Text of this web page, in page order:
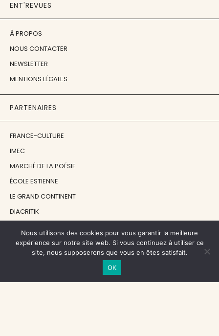
ENT'REVUES
À PROPOS
NOUS CONTACTER
NEWSLETTER
MENTIONS LÉGALES
PARTENAIRES
FRANCE-CULTURE
IMEC
MARCHÉ DE LA POÉSIE
ÉCOLE ESTIENNE
LE GRAND CONTINENT
DIACRITIK
NOS SOUTIENS
CENTRE NATIONAL DU LIVRE
Nous utilisons des cookies pour vous garantir la meilleure
expérience sur notre site web. Si vous continuez à utiliser ce
site, nous supposerons que vous en êtes satisfait.
OK